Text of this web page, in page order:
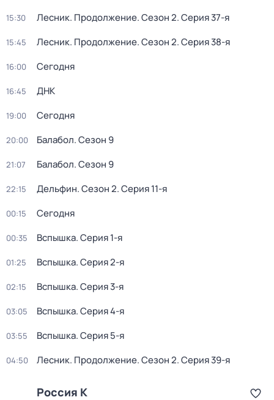
15:30 Лесник. Продолжение. Сезон 2. Серия 37-я
15:45 Лесник. Продолжение. Сезон 2. Серия 38-я
16:00 Сегодня
16:45 ДНК
19:00 Сегодня
20:00 Балабол. Сезон 9
21:07 Балабол. Сезон 9
22:15 Дельфин. Сезон 2. Серия 11-я
00:15 Сегодня
00:35 Вспышка. Серия 1-я
01:25 Вспышка. Серия 2-я
02:15 Вспышка. Серия 3-я
03:05 Вспышка. Серия 4-я
03:55 Вспышка. Серия 5-я
04:50 Лесник. Продолжение. Сезон 2. Серия 39-я
Россия К